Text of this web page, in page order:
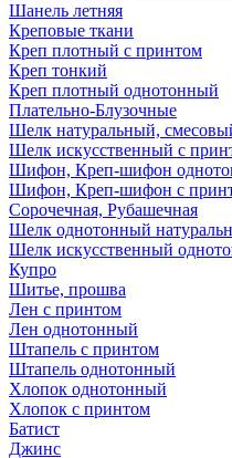
Шанель летняя
Креповые ткани
Креп плотный с принтом
Креп тонкий
Креп плотный однотонный
Плательно-Блузочные
Шелк натуральный,
Шелк искусственный с
Шифон, Креп-шифон
Шифон, Креп-шифон с
Сорочечная, Рубашечная
Шелк однотонный
Шелк искусственный
Купро
Шитье, прошва
Лен с принтом
Лен однотонный
Штапель с принтом
Штапель однотонный
Хлопок однотонный
Хлопок с принтом
Батист
Джинс